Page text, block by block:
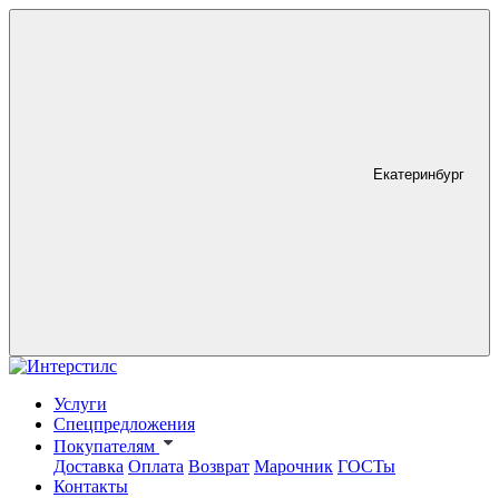
Екатеринбург
Услуги
Спецпредложения
Покупателям
Доставка Оплата Возврат Марочник ГОСТы
Контакты